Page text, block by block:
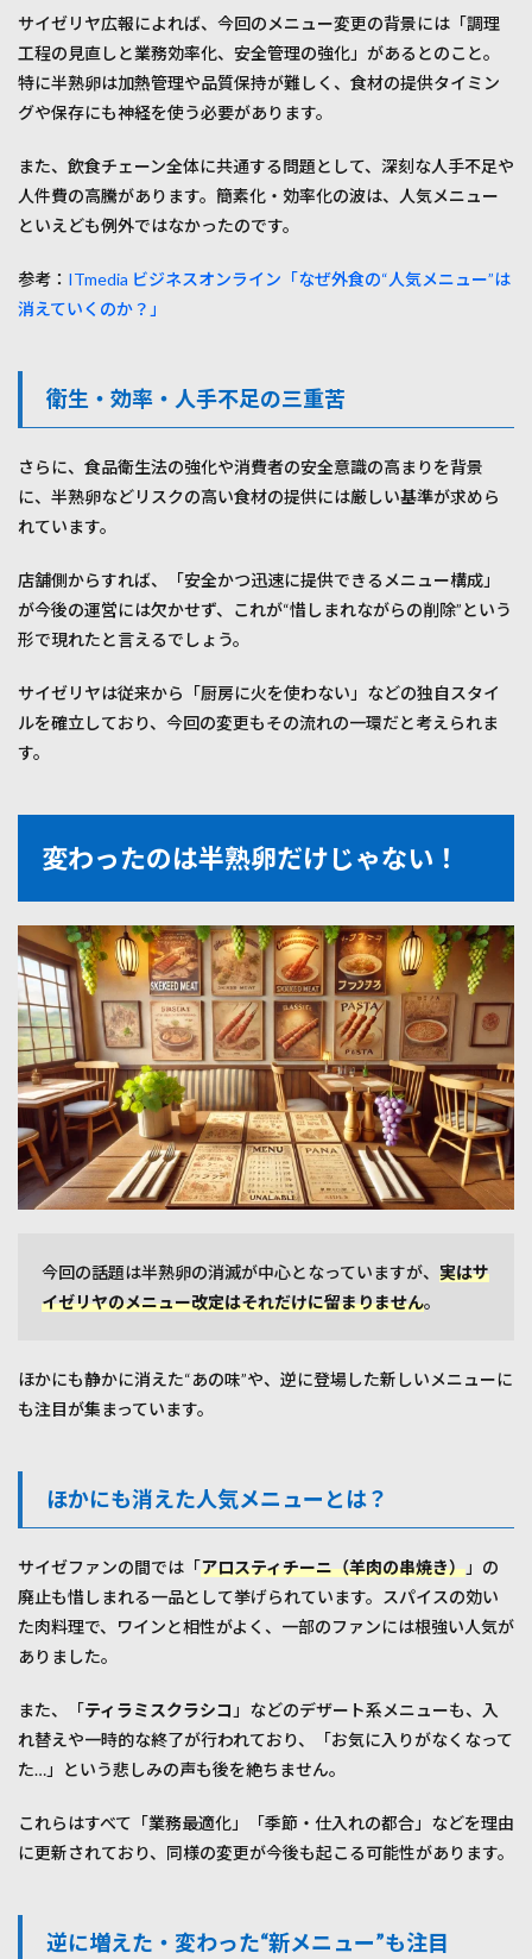
わせ
＆ア
レン
ジ
これ
から
期待
の新
復活
希望
5
まと
め：
た“あ
の
味”に
つ、
今の
ゼも
もう
サイゼリヤ広報によれば、今回のメニュー変更の背景には「調理
工程の見直しと業務効率化、安全管理の強化」があるとのこと。
特に半熟卵は加熱管理や品質保持が難しく、食材の提供タイミン
グや保存にも神経を使う必要があります。
また、飲食チェーン全体に共通する問題として、深刻な人手不足や
人件費の高騰があります。簡素化・効率化の波は、人気メニュー
といえども例外ではなかったのです。
参考： ITmedia ビジネスオンライン「なぜ外食の“人気メニュー”は
消えていくのか？」
衛生・効率・人手不足の三重苦
さらに、食品衛生法の強化や消費者の安全意識の高まりを背景
に、半熟卵などリスクの高い食材の提供には厳しい基準が求めら
れています。
店舗側からすれば、「安全かつ迅速に提供できるメニュー構成」
が今後の運営には欠かせず、これが“惜しまれながらの削除”という
形で現れたと言えるでしょう。
サイゼリヤは従来から「厨房に火を使わない」などの独自スタイ
ルを確立しており、今回の変更もその流れの一環だと考えられま
す。
変わったのは半熟卵だけじゃない！
今回の話題は半熟卵の消滅が中心となっていますが、 実はサ
イゼリヤのメニュー改定はそれだけに留まりません。
ほかにも静かに消えた“あの味”や、逆に登場した新しいメニューに
も注目が集まっています。
ほかにも消えた人気メニューとは？
サイゼファンの間では「アロスティチーニ（羊肉の串焼き）」の
廃止も惜しまれる一品として挙げられています。スパイスの効い
た肉料理で、ワインと相性がよく、一部のファンには根強い人気が
ありました。
また、「ティラミスクラシコ 」などのデザート系メニューも、入
れ替えや一時的な終了が行われており、「お気に入りがなくなって
た…」という悲しみの声も後を絶ちません。
これらはすべて「業務最適化」「季節・仕入れの都合」などを理由
に更新されており、同様の変更が今後も起こる可能性があります。
逆に増えた・変わった“新メニュー”も注目